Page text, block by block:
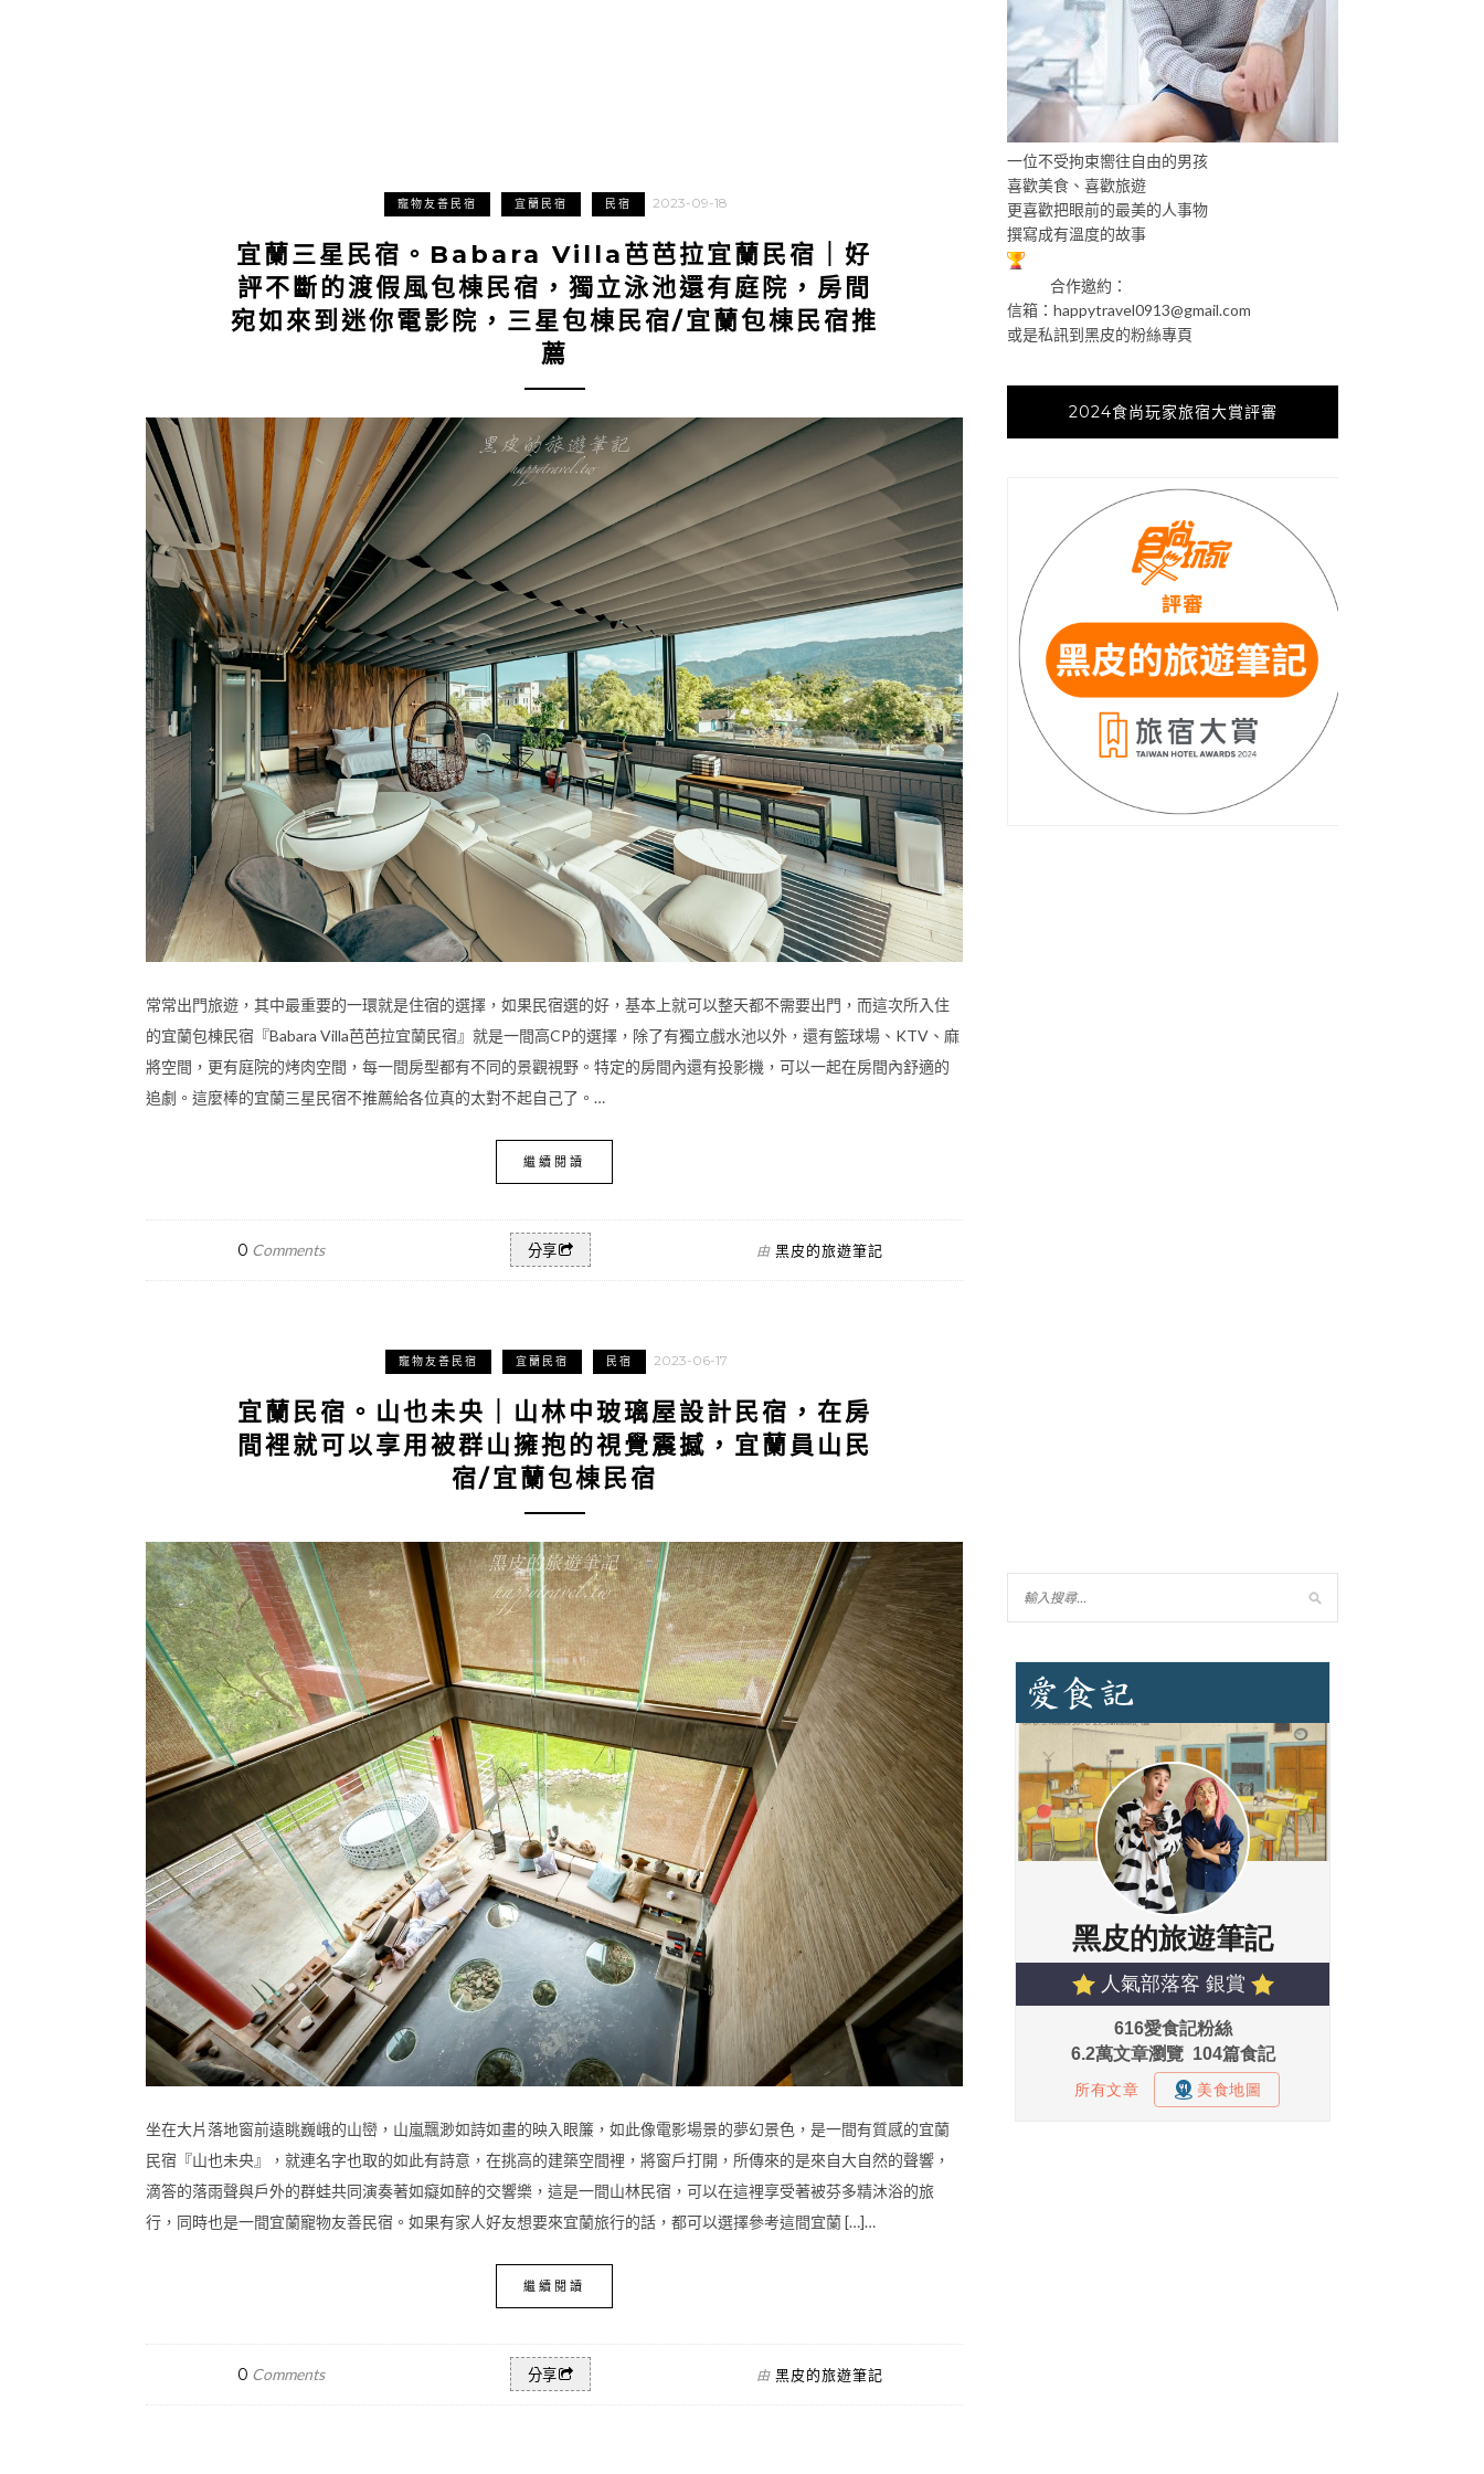
寵物友善民宿 宜蘭民宿 民宿 2023-09-18
宜蘭三星民宿。Babara Villa芭芭拉宜蘭民宿｜好
評不斷的渡假風包棟民宿，獨立泳池還有庭院，房間
宛如來到迷你電影院，三星包棟民宿/宜蘭包棟民宿推
薦
常常出門旅遊，其中最重要的一環就是住宿的選擇，如果民宿選的好，基本上就可以整天都不需要出門，而這次所入住
的宜蘭包棟民宿『Babara Villa芭芭拉宜蘭民宿』就是一間高CP的選擇，除了有獨立戲水池以外，還有籃球場、KTV、麻
將空間，更有庭院的烤肉空間，每一間房型都有不同的景觀視野。特定的房間內還有投影機，可以一起在房間內舒適的
追劇。這麼棒的宜蘭三星民宿不推薦給各位真的太對不起自己了。…
繼續閱讀
0 Comments 分享 由 黑皮的旅遊筆記
寵物友善民宿 宜蘭民宿 民宿 2023-06-17
宜蘭民宿。山也未央｜山林中玻璃屋設計民宿，在房
間裡就可以享用被群山擁抱的視覺震撼，宜蘭員山民
宿/宜蘭包棟民宿
坐在大片落地窗前遠眺巍峨的山巒，山嵐飄渺如詩如畫的映入眼簾，如此像電影場景的夢幻景色，是一間有質感的宜蘭
民宿『山也未央』，就連名字也取的如此有詩意，在挑高的建築空間裡，將窗戶打開，所傳來的是來自大自然的聲響，
滴答的落雨聲與戶外的群蛙共同演奏著如癡如醉的交響樂，這是一間山林民宿，可以在這裡享受著被芬多精沐浴的旅
行，同時也是一間宜蘭寵物友善民宿。如果有家人好友想要來宜蘭旅行的話，都可以選擇參考這間宜蘭 […]…
繼續閱讀
0 Comments 分享 由 黑皮的旅遊筆記
一位不受拘束嚮往自由的男孩
喜歡美食、喜歡旅遊
更喜歡把眼前的最美的人事物
撰寫成有溫度的故事
合作邀約：
信箱： happytravel0913@gmail.com
或是私訊到黑皮的粉絲專頁
2024食尚玩家旅宿大賞評審